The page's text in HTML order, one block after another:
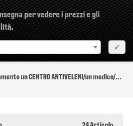
per vedere i prezzi e gli
✔
un CENTRO ANTIVELENI/un medico/...